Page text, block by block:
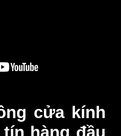
cửa kính
hàng đầu